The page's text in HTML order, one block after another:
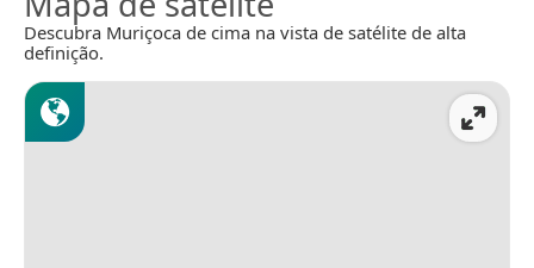
Descubra Muriçoca de cima na vista de satélite de alta
definição.